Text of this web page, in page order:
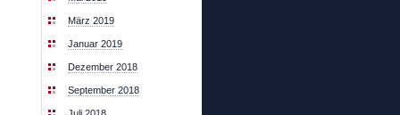
März 2019
Januar 2019
Dezember 2018
September 2018